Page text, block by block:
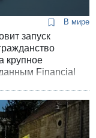
В мире
запуск
крупное
Financial